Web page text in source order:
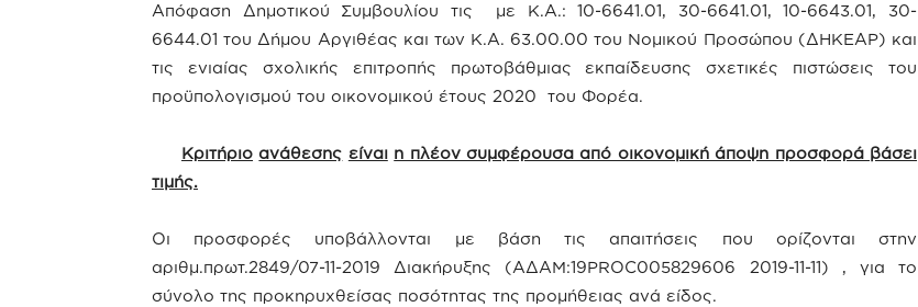
Απόφαση Δημοτικού Συμβουλίου τις με Κ.Α.: 10-6641.01, 30-6641.01, 10-6643.01, 30-
6644.01 του Δήμου Αργιθέας και των Κ.Α. 63.00.00 του Νομικού Προσώπου (ΔΗΚΕΑΡ) και
τις ενιαίας σχολικής επιτροπής πρωτοβάθμιας εκπαίδευσης σχετικές πιστώσεις του
προϋπολογισμού του οικονομικού έτους 2020 του Φορέα.
Κριτήριο ανάθεσης είναι η πλέον συμφέρουσα από οικονομική άποψη προσφορά βάσει
τιμής.
Οι προσφορές υποβάλλονται με βάση τις απαιτήσεις που ορίζονται στην
αριθμ.πρωτ.2849/07-11-2019 Διακήρυξης (ΑΔΑΜ:19PROC005829606 2019-11-11) , για το
σύνολο της προκηρυχθείσας ποσότητας της προμήθειας ανά είδος.